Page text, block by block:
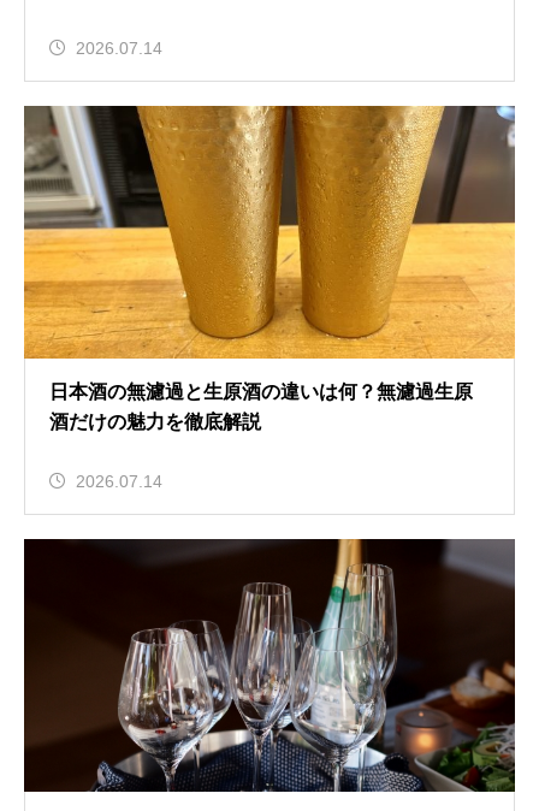
2026.07.14
日本酒の無濾過と生原酒の違いは何？無濾過生原
酒だけの魅力を徹底解説
2026.07.14